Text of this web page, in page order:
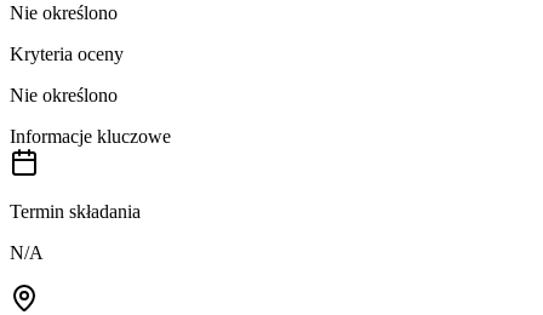
Nie określono
Kryteria oceny
Nie określono
Informacje kluczowe
Termin składania
N/A